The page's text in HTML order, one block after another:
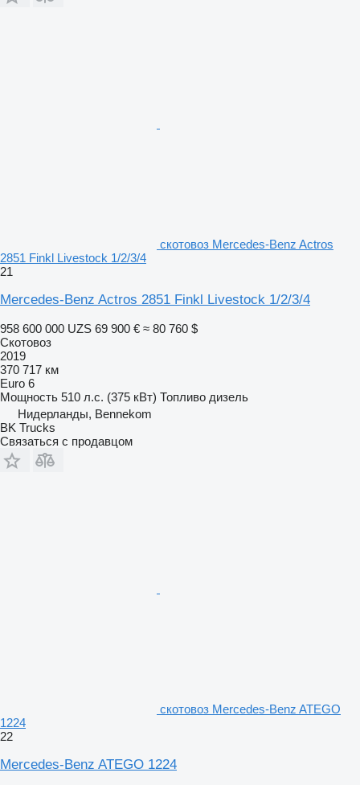
скотовоз Mercedes-Benz Actros
2851 Finkl Livestock 1/2/3/4
21
Mercedes-Benz Actros 2851 Finkl Livestock 1/2/3/4
958 600 000 UZS 69 900 € ≈ 80 760 $
Скотовоз
2019
370 717 км
Euro 6
Мощность 510 л.с. (375 кВт) Топливо дизель
Нидерланды, Bennekom
BK Trucks
Связаться с продавцом
скотовоз Mercedes-Benz ATEGO
1224
22
Mercedes-Benz ATEGO 1224